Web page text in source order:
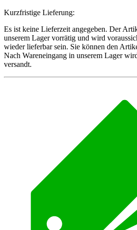
Kurzfristige Lieferung:
Es ist keine Lieferzeit angegeben. Der
unserem Lager vorrätig und wird
wieder lieferbar sein. Sie können den
Nach Wareneingang in unserem Lager
versandt.